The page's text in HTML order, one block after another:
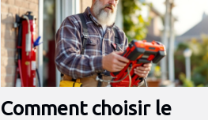
Comment choisir le